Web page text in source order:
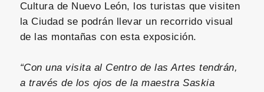
Cultura de Nuevo León, los turistas que visiten
la Ciudad se podrán llevar un recorrido visual
de las montañas con esta exposición.
“Con una visita al Centro de las Artes tendrán,
a través de los ojos de la maestra Saskia